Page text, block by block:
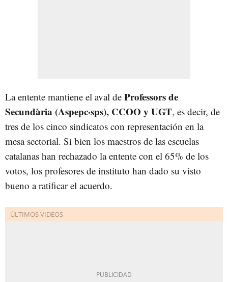
La entente mantiene el aval de Professors de
Secundària (Aspepc·sps), CCOO y UGT, es decir, de
tres de los cinco sindicatos con representación en la
mesa sectorial. Si bien los maestros de las escuelas
catalanas han rechazado la entente con el 65% de los
votos, los profesores de instituto han dado su visto
bueno a ratificar el acuerdo.